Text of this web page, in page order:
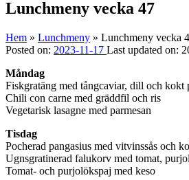
top
↑
Lunchmeny vecka 47
Hem » Lunchmeny » Lunchmeny vecka
Posted on: 2023-11-17 Last updated on:
Måndag
Fiskgratäng med tångcaviar, dill och kokt
Chili con carne med gräddfil och ris
Vegetarisk lasagne med parmesan
Tisdag
Pocherad pangasius med vitvinssås och
Ugnsgratinerad falukorv med tomat,
Tomat- och purjolökspaj med keso